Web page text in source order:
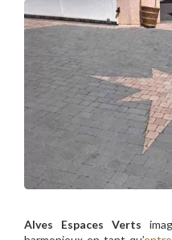
Alves Espaces Verts